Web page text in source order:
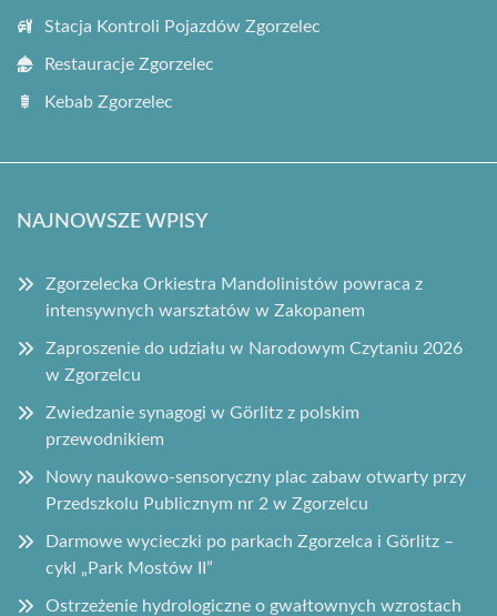
Stacja Kontroli Pojazdów Zgorzelec
Restauracje Zgorzelec
Kebab Zgorzelec
NAJNOWSZE WPISY
Zgorzelecka Orkiestra Mandolinistów powraca z
intensywnych warsztatów w Zakopanem
Zaproszenie do udziału w Narodowym Czytaniu 2026
w Zgorzelcu
Zwiedzanie synagogi w Görlitz z polskim
przewodnikiem
Nowy naukowo-sensoryczny plac zabaw otwarty przy
Przedszkolu Publicznym nr 2 w Zgorzelcu
Darmowe wycieczki po parkach Zgorzelca i Görlitz –
cykl „Park Mostów II”
Ostrzeżenie hydrologiczne o gwałtownych wzrostach